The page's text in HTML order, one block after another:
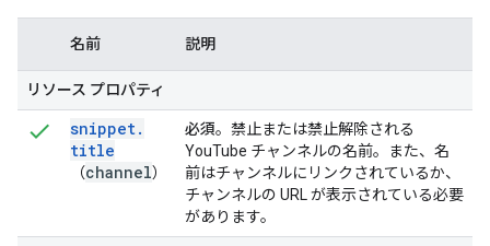
名前 説明
リソース プロパティ
snippet.
title
（channel）
必須。禁止または禁止解除される
YouTube チャンネルの名前。また、名
前はチャンネルにリンクされているか、
チャンネルの URL が表示されている必要
があります。